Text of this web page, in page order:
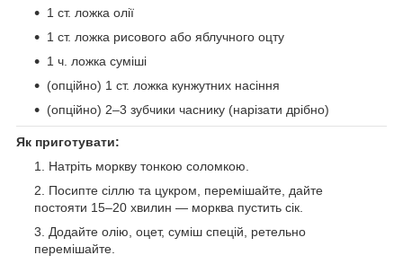
1 ст. ложка олії
1 ст. ложка рисового або яблучного оцту
1 ч. ложка суміші
(опційно) 1 ст. ложка кунжутних насіння
(опційно) 2–3 зубчики часнику (нарізати дрібно)
Як приготувати:
Натріть моркву тонкою соломкою.
Посипте сіллю та цукром, перемішайте, дайте
постояти 15–20 хвилин — морква пустить сік.
Додайте олію, оцет, суміш спецій, ретельно
перемішайте.